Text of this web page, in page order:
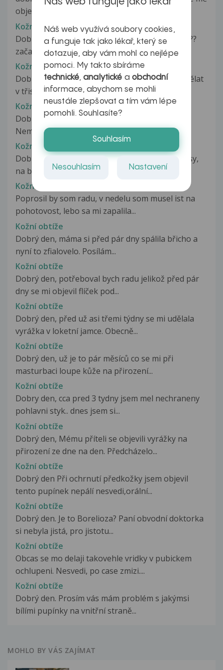
objevilo na levé straně...
Kožní
Dobry deň, chcem sa spytať čo je to za ekzem ???
začalo sa to zväčšovat a...
Kožni
Dobry den,mam 4letou holčičku a ji se začalo dělat
v třislech takove bradavičky...
Kožní
Dobrý den paní doktorka mi Diadnostikovala
Nemoc Lichen Planus postižena oblast...
Kožní
Dobrý den, před 4mi dny se mi v oblasti pod prsy,
na bocích a na krku objevily...
Kožní obtíže
Poprosil by som radu, v nedelu som musel ist na
pohotovost, lebo sa mi zapalila...
Kožní obtíže
Dobrý den, máma si před pár dny spálila břicho a
nyní to zfialovelo. Posílám...
Kožní obtíže
Dobrý den, potřeboval bych radu jelikož před pár
dny se mi objevil flíček pod...
Kožní obtíže
Dobrý den, před už asi třemi týdny se mi udělala
vyrážka v loketní jamce. Obecně...
Kožní obtíže
Dobrý den, už je to pár měsíců co se mi při
masturbaci loupe kůže na přirození...
Kožní obtíže
Dobry den, cca pred 3 tydny jsem mel nechraneny
pohlavni styk.. dnes jsem si...
Kožní obtíže
Dobrý den, Mému příteli se objevili vyrážky na
přirození ze dne na den. Předcházelo...
Kožní obtíže
Dobrý den Při ochrnutí předkožky jsem objevil
tento pupínek nepálí nesvedi,orální...
Kožní obtíže
Dobrý den. Je to Borelioza? Paní obvodní doktorka
si nebyla jistá, pro jistotu...
Kožní obtíže
Obcas se mo delaji takovehle vridky v pubickem
ochlupeni. Nesvedi, po case zmizi....
Kožní obtíže
Dobrý den. Prosím vás mám problém s jakýmsi
bílími pupínky na vnitřní straně...
MOHLO BY VÁS ZAJÍMAT
Náš web využívá soubory cookies,
a funguje tak jako lékař, který se
dotazuje, aby vám mohl co nejlépe
pomoci. My takto sbíráme
technické,analytické a obchodní
informace, abychom se mohli
neustále zlepšovat a tím vám lépe
pomohli. Souhlasíte?
Souhlasím
Nesouhlasím Nastavení